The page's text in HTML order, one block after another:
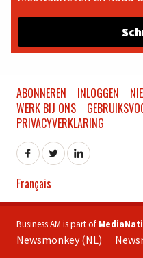
ABONNEREN INLOGGEN
WERK BIJ ONS
PRIVACYVERKLARING
Français
Business AM is part of
Newsmonkey (NL)